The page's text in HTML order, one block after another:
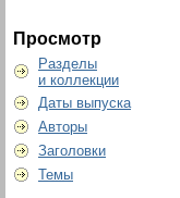
Просмотр
Разделы
и коллекции
Даты выпуска
Авторы
Заголовки
Темы